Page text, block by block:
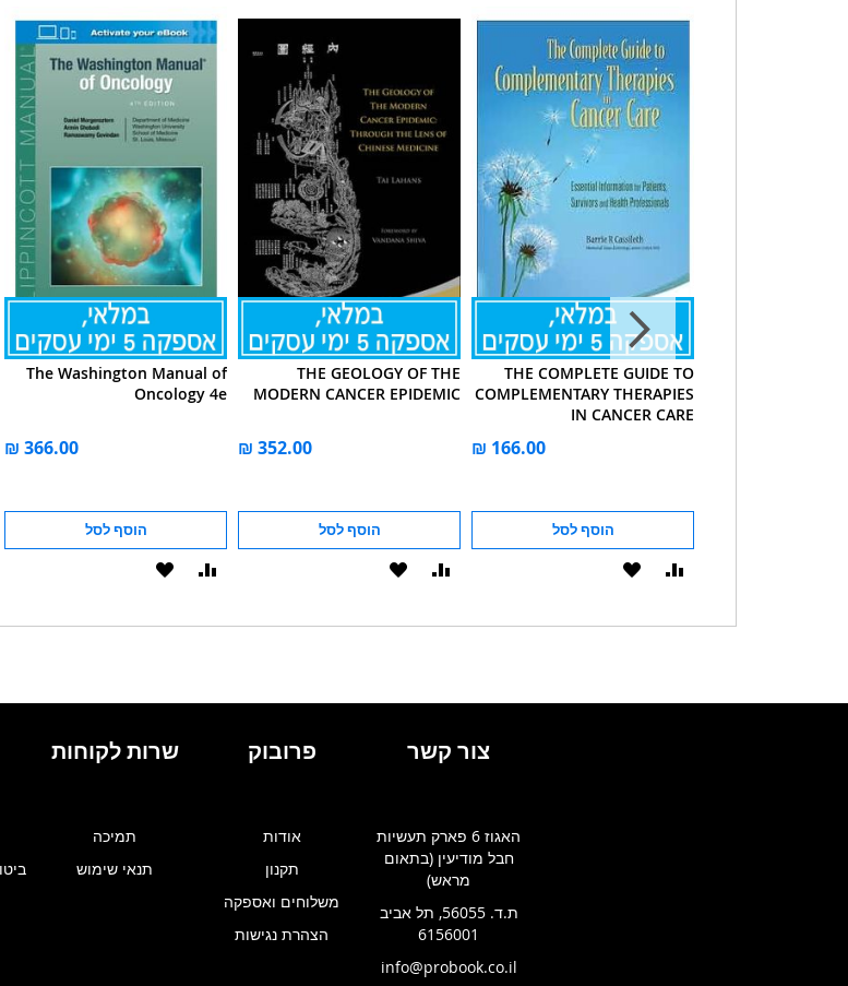
The Washington Manual of
Oncology 4e
הוסף לסל
הוסף
THE GEOLOGY OF THE
MODERN CANCER EPIDEMIC
הוסף לסל
הוסף
THE COMPLETE GUIDE TO
COMPLEMENTARY THERAPIES
IN CANCER CARE
הוסף לסל
הוסף
צור קשר
האגוז 6 פארק תעשיות
חבל מודיעין (בתאום
מראש)
ת.ד. 56055, תל אביב
6156001
info@probook.co.il
פרובוק
אודות
תקנון
משלוחים ואספקה
הצהרת נגישות
שרות לקוחות
תמיכה
תנאי שימוש